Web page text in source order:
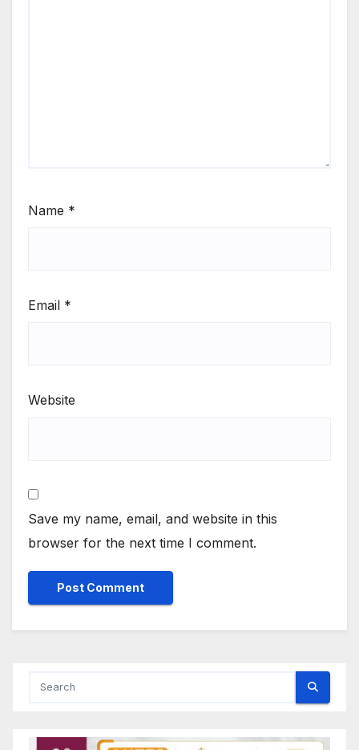
Name *
Email *
Website
Save my name, email, and website in this
browser for the next time I comment.